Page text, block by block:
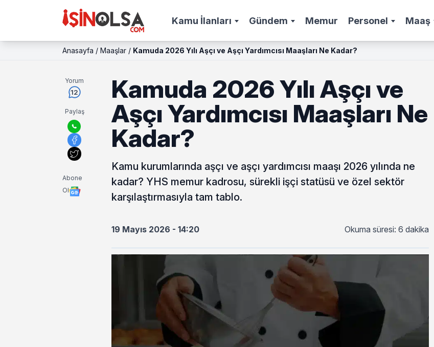
Kamu İlanları Gündem Memur Personel Maaş
Anasayfa / Maaşlar / Kamuda 2026 Yılı Aşçı ve Aşçı Yardımcısı Maaşları Ne Kadar?
Yorum
12
Paylaş
Abone
Ol
Kamuda 2026 Yılı Aşçı ve
Aşçı Yardımcısı Maaşları Ne
Kadar?
Kamu kurumlarında aşçı ve aşçı yardımcısı maaşı 2026 yılında ne
kadar? YHS memur kadrosu, sürekli işçi statüsü ve özel sektör
karşılaştırmasıyla tam tablo.
19 Mayıs 2026 - 14:20 Okuma süresi: 6 dakika